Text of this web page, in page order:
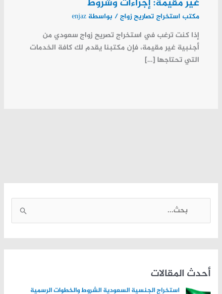
مكتب استخراج تصاريح زواج/ بواسطة enjaz
إذا كنت ترغب في استخراج تصريح زواج سعودي من
أجنبية غير مقيمة، فإن مكتبنا يقدم لك كافة الخدمات
التي تحتاجها […]
ل
ث
أحدث المقالات
استخراج الجنسية السعودية الشروط والخطوات الرسمية